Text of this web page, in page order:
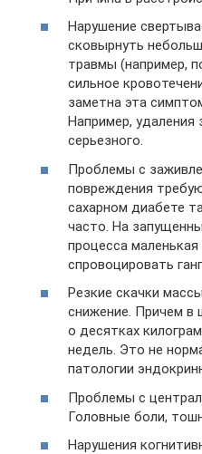
Нарушение
сковырнуть
травмы (например,
сильное
заметна эта
Например, удаления
серьезного.
Проблемы с
повреждения
сахарном диабете
часто. На
процесса
спровоцировать
Резкие скачки
снижение. Причем в
о десятках
недель. Это не
патологии
Проблемы с
Головные боли,
Нарушения